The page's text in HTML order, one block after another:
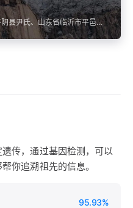
县尹氏、山东省临沂市平邑县
平尹氏
传，通过基因检测，可以
你追溯祖先的信息。
95.93%